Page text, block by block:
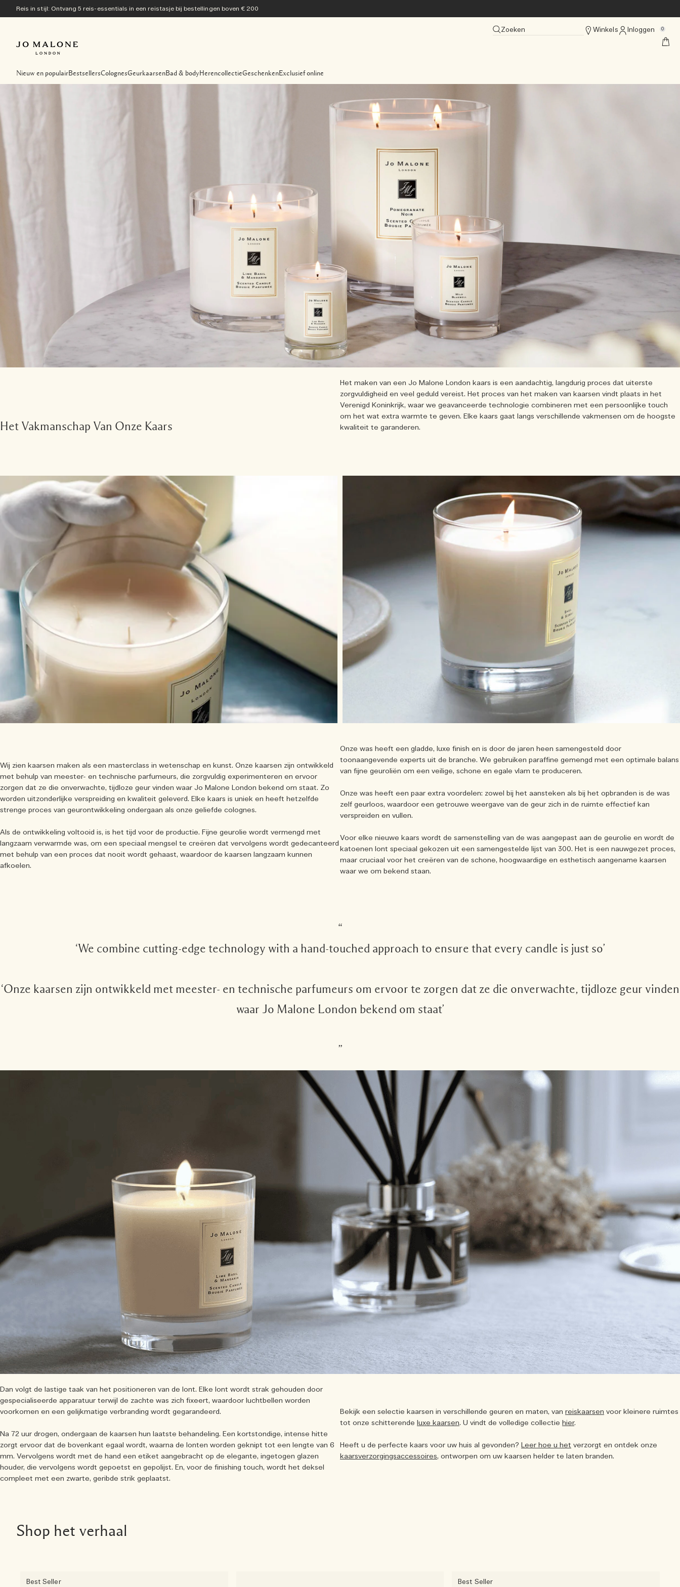
Reis in stijl: Ontvang 5 reis-essentials in een reistasje bij bestellingen boven € 200
Zoeken Winkels Inloggen 0
Nieuw en populairBestsellersColognesGeurkaarsenBad & bodyHerencollectieGeschenkenExclusief online
Het Vakmanschap Van Onze Kaars
Het maken van een Jo Malone London kaars is een aandachtig, langdurig proces dat uiterste
zorgvuldigheid en veel geduld vereist. Het proces van het maken van kaarsen vindt plaats in het
Verenigd Koninkrijk, waar we geavanceerde technologie combineren met een persoonlijke touch
om het wat extra warmte te geven. Elke kaars gaat langs verschillende vakmensen om de hoogste
kwaliteit te garanderen.
Wij zien kaarsen maken als een masterclass in wetenschap en kunst. Onze kaarsen zijn ontwikkeld
met behulp van meester- en technische parfumeurs, die zorgvuldig experimenteren en ervoor
zorgen dat ze die onverwachte, tijdloze geur vinden waar Jo Malone London bekend om staat. Zo
worden uitzonderlijke verspreiding en kwaliteit geleverd. Elke kaars is uniek en heeft hetzelfde
strenge proces van geurontwikkeling ondergaan als onze geliefde colognes.
Als de ontwikkeling voltooid is, is het tijd voor de productie. Fijne geurolie wordt vermengd met
langzaam verwarmde was, om een speciaal mengsel te creëren dat vervolgens wordt gedecanteerd
met behulp van een proces dat nooit wordt gehaast, waardoor de kaarsen langzaam kunnen
afkoelen.
Onze was heeft een gladde, luxe finish en is door de jaren heen samengesteld door
toonaangevende experts uit de branche. We gebruiken paraffine gemengd met een optimale balans
van fijne geuroliën om een veilige, schone en egale vlam te produceren.
Onze was heeft een paar extra voordelen: zowel bij het aansteken als bij het opbranden is de was
zelf geurloos, waardoor een getrouwe weergave van de geur zich in de ruimte effectief kan
verspreiden en vullen.
Voor elke nieuwe kaars wordt de samenstelling van de was aangepast aan de geurolie en wordt de
katoenen lont speciaal gekozen uit een samengestelde lijst van 300. Het is een nauwgezet proces,
maar cruciaal voor het creëren van de schone, hoogwaardige en esthetisch aangename kaarsen
waar we om bekend staan.
“
‘We combine cutting-edge technology with a hand-touched approach to ensure that every candle is just so’
‘Onze kaarsen zijn ontwikkeld met meester- en technische parfumeurs om ervoor te zorgen dat ze die onverwachte, tijdloze geur vinden
waar Jo Malone London bekend om staat’
”
Dan volgt de lastige taak van het positioneren van de lont. Elke lont wordt strak gehouden door
gespecialiseerde apparatuur terwijl de zachte was zich fixeert, waardoor luchtbellen worden
voorkomen en een gelijkmatige verbranding wordt gegarandeerd.
Na 72 uur drogen, ondergaan de kaarsen hun laatste behandeling. Een kortstondige, intense hitte
zorgt ervoor dat de bovenkant egaal wordt, waarna de lonten worden geknipt tot een lengte van 6
mm. Vervolgens wordt met de hand een etiket aangebracht op de elegante, ingetogen glazen
houder, die vervolgens wordt gepoetst en gepolijst. En, voor de finishing touch, wordt het deksel
compleet met een zwarte, geribde strik geplaatst.
Bekijk een selectie kaarsen in verschillende geuren en maten, van reiskaarsen voor kleinere ruimtes
tot onze schitterende luxe kaarsen. U vindt de volledige collectie hier.
Heeft u de perfecte kaars voor uw huis al gevonden? Leer hoe u het verzorgt en ontdek onze
kaarsverzorgingsaccessoires, ontworpen om uw kaarsen helder te laten branden.
Shop het verhaal
Best Seller Best Seller